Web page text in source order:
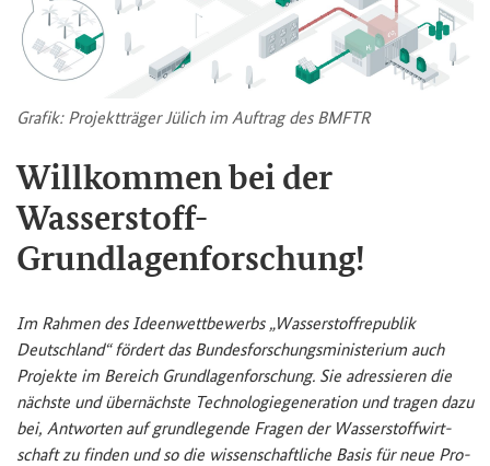
Gra­fik: Pro­jekt­trä­ger Jü­lich im Auf­trag des BMFTR
Will­kom­men bei der
Wasserstoff-​
Grundlagenforschung!
Im Rah­men des Ideen­wett­be­werbs „Was­ser­stoff­re­pu­blik
Deutsch­land“ för­dert das Bun­des­for­schungs­mi­nis­te­ri­um auch
Pro­jek­te im Be­reich Grund­la­gen­for­schung. Sie adres­sie­ren die
nächs­te und über­nächs­te Tech­no­lo­gie­ge­ne­ra­ti­on und tra­gen dazu
bei, Ant­wor­ten auf grund­le­gen­de Fra­gen der Was­ser­stoff­wirt­
schaft zu fin­den und so die wis­sen­schaft­li­che Basis für neue Pro­